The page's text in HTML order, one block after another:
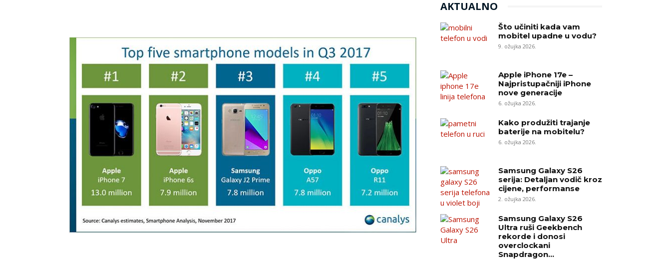
AKTUALNO
Što učiniti kada vam
mobitel upadne u vodu?
9. ožujka 2026.
Apple iPhone 17e –
Najpristupačniji iPhone
nove generacije
6. ožujka 2026.
Kako produžiti trajanje
baterije na mobitelu?
6. ožujka 2026.
Samsung Galaxy S26
serija: Detaljan vodič kroz
cijene, performanse
2. ožujka 2026.
Samsung Galaxy S26
Ultra ruši Geekbench
rekorde i donosi
overclockani
Snapdragon...